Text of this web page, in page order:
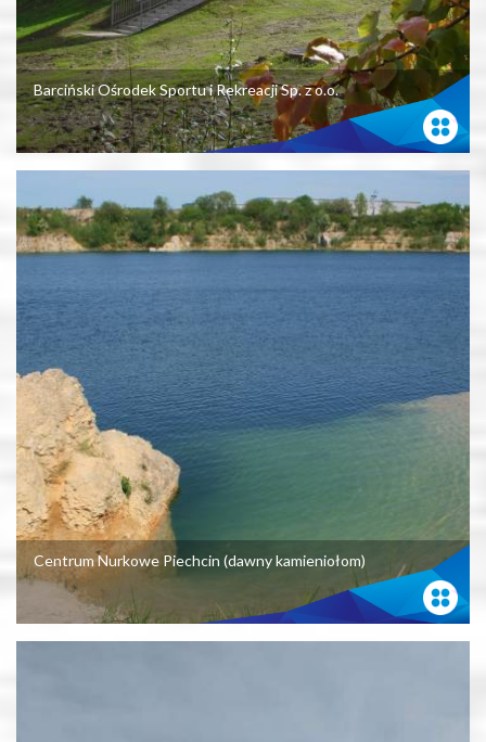
Barciński Ośrodek Sportu i Rekreacji Sp. z o.o.
Centrum Nurkowe Piechcin (dawny kamieniołom)